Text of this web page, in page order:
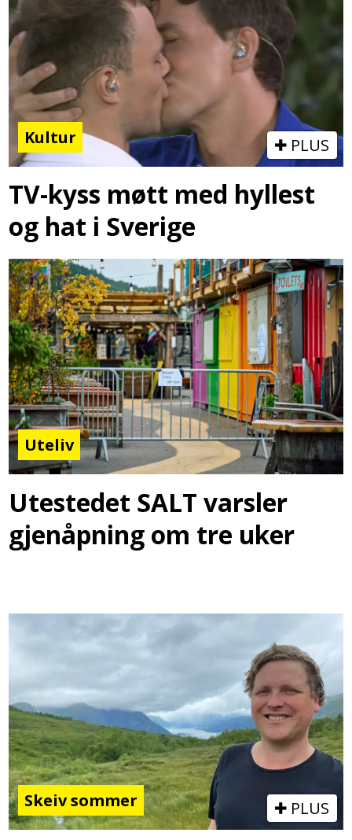
Kultur PLUS
TV-kyss møtt med hyllest
og hat i Sverige
Uteliv
Utestedet SALT varsler
gjenåpning om tre uker
Skeiv sommer PLUS